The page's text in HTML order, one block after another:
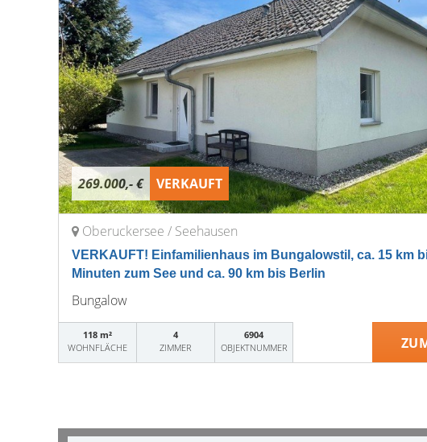
269.000,- € VERKAUFT
Oberuckersee / Seehausen
VERKAUFT! Einfamilienhaus im Bungalowstil, ca. 15 km
Minuten zum See und ca. 90 km bis Berlin
Bungalow
118 m²
WOHNFLÄCHE
4
ZIMMER
6904
OBJEKTNUMMER